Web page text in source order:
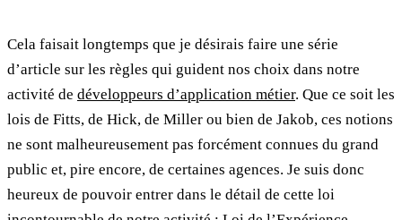
Cela faisait longtemps que je désirais faire une série
d’article sur les règles qui guident nos choix dans notre
activité de développeurs d’application métier. Que ce soit les
lois de Fitts, de Hick, de Miller ou bien de Jakob, ces notions
ne sont malheureusement pas forcément connues du grand
public et, pire encore, de certaines agences. Je suis donc
heureux de pouvoir entrer dans le détail de cette loi